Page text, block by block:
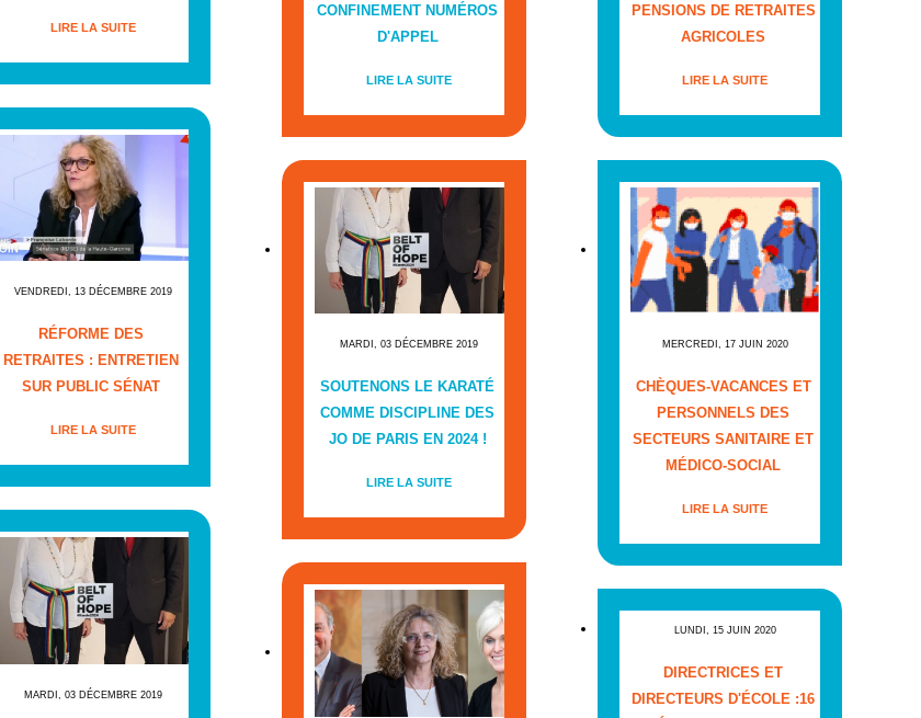
LIRE LA SUITE
VENDREDI, 13 DÉCEMBRE 2019
RÉFORME DES
RETRAITES : ENTRETIEN
SUR PUBLIC SÉNAT
LIRE LA SUITE
MARDI, 03 DÉCEMBRE 2019
CONFINEMENT NUMÉROS
D'APPEL
LIRE LA SUITE
MARDI, 03 DÉCEMBRE 2019
SOUTENONS LE KARATÉ
COMME DISCIPLINE DES
JO DE PARIS EN 2024 !
LIRE LA SUITE
PENSIONS DE RETRAITES
AGRICOLES
LIRE LA SUITE
MERCREDI, 17 JUIN 2020
CHÈQUES-VACANCES ET
PERSONNELS DES
SECTEURS SANITAIRE ET
MÉDICO-SOCIAL
LIRE LA SUITE
LUNDI, 15 JUIN 2020
DIRECTRICES ET
DIRECTEURS D'ÉCOLE :16